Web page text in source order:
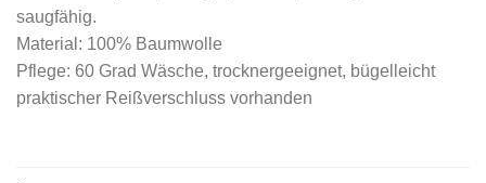
saugfähig.
Material: 100% Baumwolle
Pflege: 60 Grad Wäsche, trocknergeeignet, bügelleicht
praktischer Reißverschluss vorhanden